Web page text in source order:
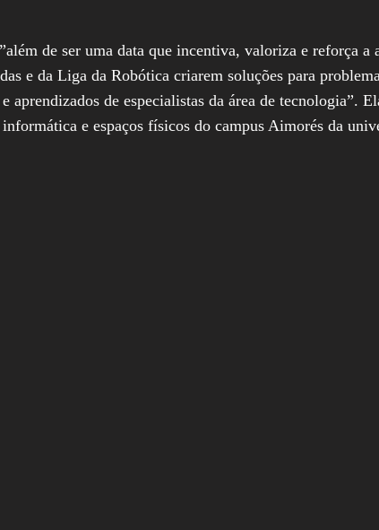
de ser uma data que incentiva, valoriza e reforça a
e da Liga da Robótica criarem soluções para
aprendizados de especialistas da área de tecnologia”.
e espaços físicos do campus Aimorés da